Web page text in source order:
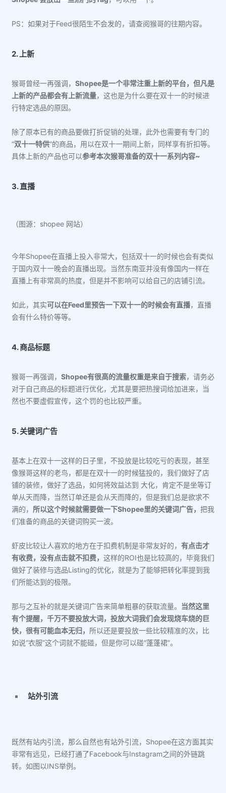
PS：如果对于Feed很陌生不会发的，请查阅猴哥的往期内容。
2. 上新
猴哥曾经一再强调， Shopee是一个非常注重上新的平台，但凡是
上新的产品都会有上新流量，这也是为什么要在双十一的时候进
行特定选品的原因。
除了原本已有的商品要做打折促销的处理，此外也需要有专门的
“双十一特供”的商品，用以在双十一期间上新，同样享有折扣等。
具体上新的产品也可以参考本次猴哥准备的双十一系列内容~
3. 直播
（图源：shopee 网站）
今年Shopee在直播上投入非常大，包括双十一的时候也会有类似
于国内双十一晚会的直播出现。当然东南亚并没有像国内一样在
直播上有非常高的热度，但是并不影响可以给自己的店铺引流。
如此，其实可以在Feed里预告一下双十一的时候会有直播，直播
会有什么特价等等。
4. 商品标题
猴哥一再强调， Shopee有很高的流量权重是来自于搜索，请务必
对于自己商品的标题进行优化，尤其是要把热搜词给加进来，当
然也不要虚假宣传，这个罚的也比较严重。
5. 关键词广告
基本上在双十一这样的日子里，不投放是比较吃亏的表现，甚至
像猴哥这样的老鸟，都是在双十一的时候猛投的，我们做好了店
铺的装修，做好了选品，如何将效益达到 大化，肯定不是坐等订
单从天而降，当然订单还是会从天而降的，但是我们总是欲求不
满的， 所以这个时候就需要做一下Shopee里的关键词广告， 把我
们准备的商品的关键词购买一波。
虾皮比较让人喜欢的地方在于扣费机制是非常友好的， 有点击才
有收费，没有点击就不扣费， 这样的ROI也是比较高的，毕竟我们
做好了装修与选品Listing的优化，就是为了能够把转化率提到我
们所能达到的极限。
那与之互补的就是关键词广告来简单粗暴的获取流量。
当然这里
有个提醒，千万不要投放大词，投放大词我们会发现烧车烧的巨
快，很有可能血本无归， 所以还是要投放一些比较精准的次，比
如说“衣服”这个词就不能碰，但是你可以碰“蓬蓬裙”。
站外引流
既然有站内引流，那么自然也有站外引流，Shopee在这方面其实
非常有远见，已经打通了Facebook与Instagram之间的外链跳
转。如图以INS举例。